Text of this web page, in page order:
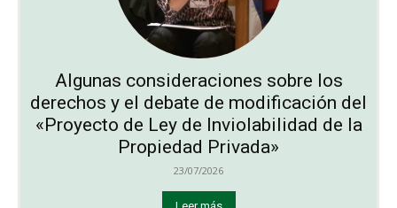
Algunas consideraciones sobre los
derechos y el debate de modificación del
«Proyecto de Ley de Inviolabilidad de la
Propiedad Privada»
23/07/2026